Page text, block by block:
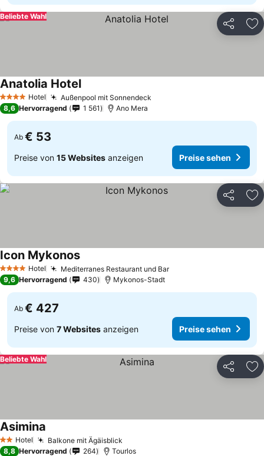
Teilen
Beliebte Wahl
4 Sterne Hotel Außenpool mit Sonnendeck
Anatolia HotelPreise sehen
8,6 Hervorragend 1 561 Ano Mera
Ab € 53
Preise von 15 Websites anzeigen Preise sehen
Teilen
4 Sterne Hotel Mediterranes Restaurant und BarPreise sehen
Icon MykonosPreise sehen
9,6 Hervorragend 430 Mykonos-Stadt
Ab € 427
Preise von 7 Websites anzeigen Preise sehen
Teilen
Beliebte Wahl
2 Sterne
Hotel Balkone mit Ägäisblick
Asimina
8,8 Hervorragend 264 Tourlos